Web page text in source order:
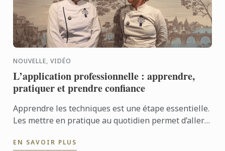
NOUVELLE, VIDÉO
L’application professionnelle : apprendre,
pratiquer et prendre confiance
Apprendre les techniques est une étape essentielle.
Les mettre en pratique au quotidien permet d’aller
les ...
EN SAVOIR PLUS